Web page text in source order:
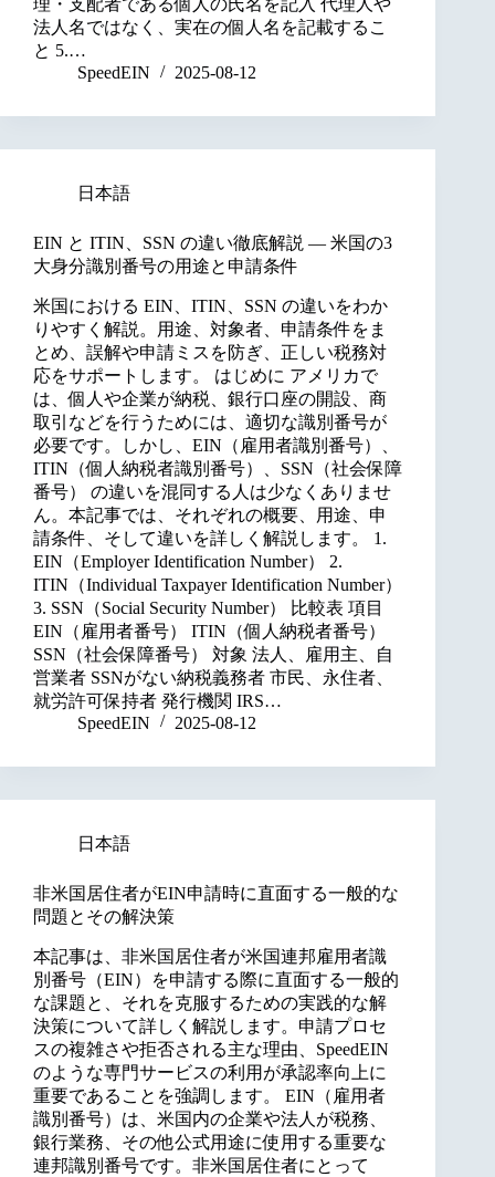
理・支配者である個人の氏名を記入 代理人や
法人名ではなく、実在の個人名を記載するこ
と 5.…
SpeedEIN
2025-08-12
日本語
EIN と ITIN、SSN の違い徹底解説 — 米国の3
大身分識別番号の用途と申請条件
米国における EIN、ITIN、SSN の違いをわか
りやすく解説。用途、対象者、申請条件をま
とめ、誤解や申請ミスを防ぎ、正しい税務対
応をサポートします。 はじめに アメリカで
は、個人や企業が納税、銀行口座の開設、商
取引などを行うためには、適切な識別番号が
必要です。しかし、EIN（雇用者識別番号）、
ITIN（個人納税者識別番号）、SSN（社会保障
番号） の違いを混同する人は少なくありませ
ん。本記事では、それぞれの概要、用途、申
請条件、そして違いを詳しく解説します。 1.
EIN（Employer Identification Number） 2.
ITIN（Individual Taxpayer Identification Number）
3. SSN（Social Security Number） 比較表 項目
EIN（雇用者番号） ITIN（個人納税者番号）
SSN（社会保障番号） 対象 法人、雇用主、自
営業者 SSNがない納税義務者 市民、永住者、
就労許可保持者 発行機関 IRS…
SpeedEIN
2025-08-12
日本語
非米国居住者がEIN申請時に直面する一般的な
問題とその解決策
本記事は、非米国居住者が米国連邦雇用者識
別番号（EIN）を申請する際に直面する一般的
な課題と、それを克服するための実践的な解
決策について詳しく解説します。申請プロセ
スの複雑さや拒否される主な理由、SpeedEIN
のような専門サービスの利用が承認率向上に
重要であることを強調します。 EIN（雇用者
識別番号）は、米国内の企業や法人が税務、
銀行業務、その他公式用途に使用する重要な
連邦識別番号です。非米国居住者にとって